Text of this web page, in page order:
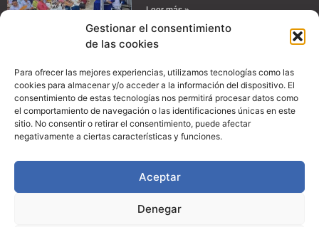
Gestionar el consentimiento
de las cookies
Para ofrecer las mejores experiencias, utilizamos tecnologías como las
cookies para almacenar y/o acceder a la información del dispositivo. El
consentimiento de estas tecnologías nos permitirá procesar datos como
el comportamiento de navegación o las identificaciones únicas en este
sitio. No consentir o retirar el consentimiento, puede afectar
negativamente a ciertas características y funciones.
Aceptar
Denegar
Leer más »
Cómo automatizar mensajes de
tu negocio
Leer más »
Guía práctica: Cómo configurar
promociones en Instagram para
comercio
Leer más »